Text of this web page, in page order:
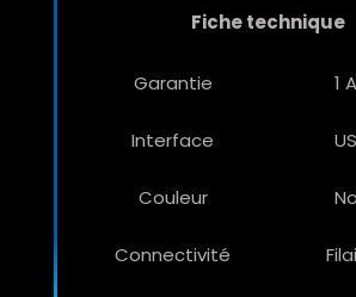
Fiche technique
Garantie 1
Interface
Couleur
Connectivité